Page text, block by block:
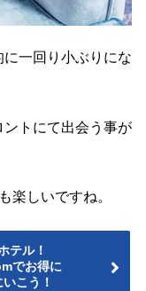
一回り小ぶりにな
トにて出会う事が
楽しいですね。
テル！
でお得に
こう！